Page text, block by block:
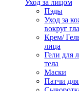
Уход за лицом
Пэды
Уход за
вокруг
Крем/
лица
Гели для
тела
Маски
Патчи